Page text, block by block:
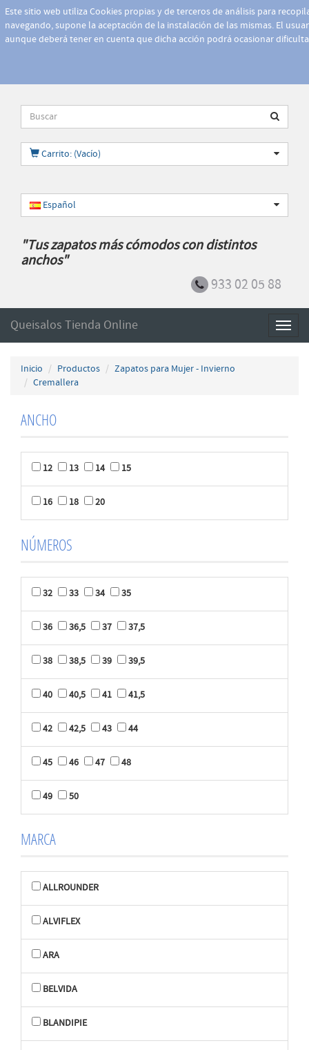
Este sitio web utiliza Cookies propias y de terceros de análisis para
navegando, supone la aceptación de la instalación de las mismas. El
aunque deberá tener en cuenta que dicha acción podrá ocasionar
Carrito: (Vacío)
Español
"Tus zapatos más cómodos con distintos
anchos"
933 02 05 88
Queisalos Tienda Online
Inicio Productos
Zapatos para Mujer - Invierno
Cremallera
ANCHO
12 13 14 15
16 18 20
NÚMEROS
32 33 34 35
36 36,5 37 37,5
38 38,5 39 39,5
40 40,5 41 41,5
42 42,5 43 44
45 46 47 48
49 50
MARCA
ALLROUNDER
ALVIFLEX
ARA
BELVIDA
BLANDIPIE